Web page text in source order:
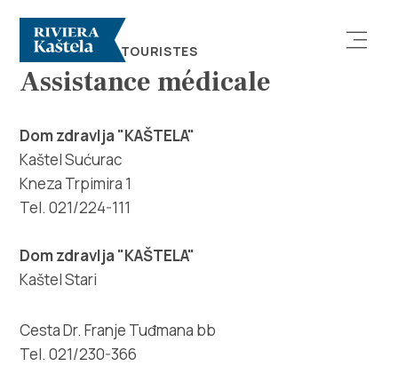
Rechercher
Destination
Infos
CONSEILS AUX TOURISTES
Assistance médicale
Dom zdravlja "KAŠTELA"
Kaštel Sućurac
Kneza Trpimira 1
Tel. 021/224-111
Dom zdravlja "KAŠTELA"
Kaštel Stari
Cesta Dr. Franje Tuđmana bb
Tel. 021/230-366